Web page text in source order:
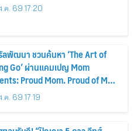
.ค. 69 17:20
ลพัฒนา ชวนค้นหา ‘The Art of
Go’ ผ่านแคมเปญ Mom
Proud Mom. Proud of My
ค. 69 17:19